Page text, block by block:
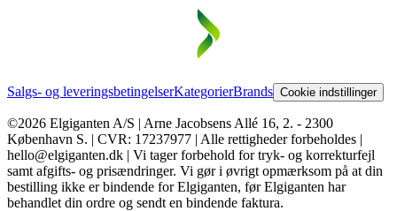
Salgs- og leveringsbetingelserKategorierBrands Cookie indstillinger
©2026 Elgiganten A/S | Arne Jacobsens Allé 16, 2. - 2300
København S. | CVR: 17237977 | Alle rettigheder forbeholdes |
hello@elgiganten.dk | Vi tager forbehold for tryk- og korrekturfejl
samt afgifts- og prisændringer. Vi gør i øvrigt opmærksom på at din
bestilling ikke er bindende for Elgiganten, før Elgiganten har
behandlet din ordre og sendt en bindende faktura.